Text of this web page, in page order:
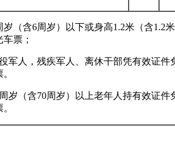
岁（含6周岁）以下或身高1.2米（含1.2
票；
军人，残疾军人、离休干部凭有效证件
岁（含70周岁）以上老年人持有效证件